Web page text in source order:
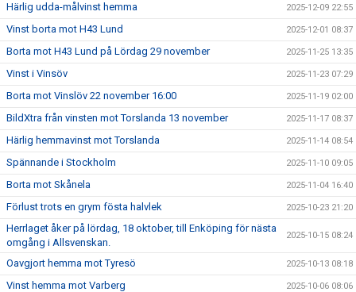
Härlig udda-målvinst hemma 2025-12-09 22:55
Vinst borta mot H43 Lund 2025-12-01 08:37
Borta mot H43 Lund på Lördag 29 november 2025-11-25 13:35
Vinst i Vinsöv 2025-11-23 07:29
Borta mot Vinslöv 22 november 16:00 2025-11-19 02:00
BildXtra från vinsten mot Torslanda 13 november 2025-11-17 08:37
Härlig hemmavinst mot Torslanda 2025-11-14 08:54
Spännande i Stockholm 2025-11-10 09:05
Borta mot Skånela 2025-11-04 16:40
Förlust trots en grym fösta halvlek 2025-10-23 21:20
Herrlaget åker på lördag, 18 oktober, till Enköping för nästa
omgång i Allsvenskan.
2025-10-15 08:24
Oavgjort hemma mot Tyresö 2025-10-13 08:18
Vinst hemma mot Varberg 2025-10-06 08:06